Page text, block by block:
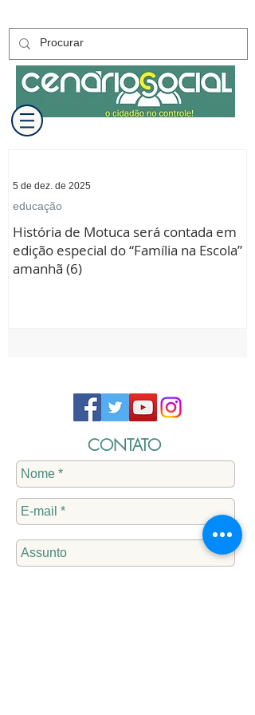
História de Motuca será contada em
edição especial do “Família na Escola”
amanhã (6)
educação
5 de dez. de 2025
CONTATO